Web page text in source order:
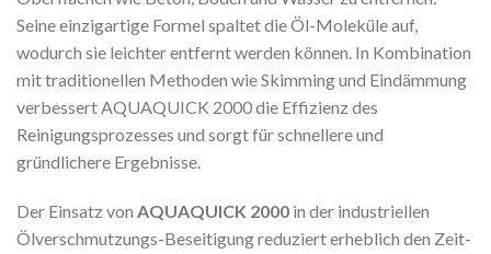
Seine einzigartige Formel spaltet die Öl-Moleküle auf,
wodurch sie leichter entfernt werden können. In Kombination
mit traditionellen Methoden wie Skimming und Eindämmung
verbessert AQUAQUICK 2000 die Effizienz des
Reinigungsprozesses und sorgt für schnellere und
gründlichere Ergebnisse.
Der Einsatz von AQUAQUICK 2000 in der industriellen
Ölverschmutzungs-Beseitigung reduziert erheblich den Zeit-